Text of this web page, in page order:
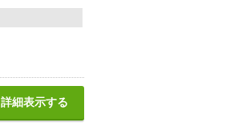
詳細表示する